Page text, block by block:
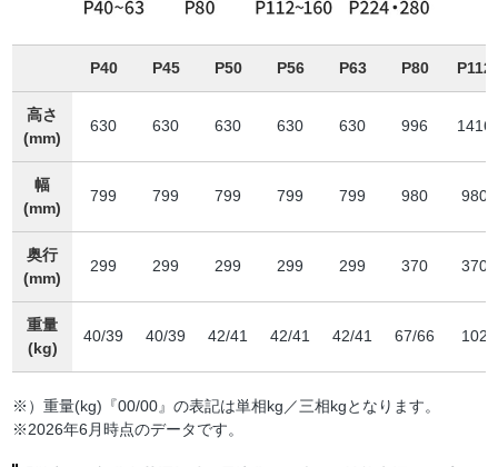
P40 P45 P50 P56 P63 P80 P112
高さ
(mm)
630 630 630 630 630 996 1416
幅
(mm)
799 799 799 799 799 980 980
奥行
(mm)
299 299 299 299 299 370 370
重量
(kg)
40/39 40/39 42/41 42/41 42/41 67/66 102
※）重量(kg)『00/00』の表記は単相kg／三相kgとなります。
※2026年6月時点のデータです。